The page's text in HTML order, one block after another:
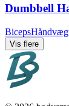
Dumbbell
Biceps
Vis flere